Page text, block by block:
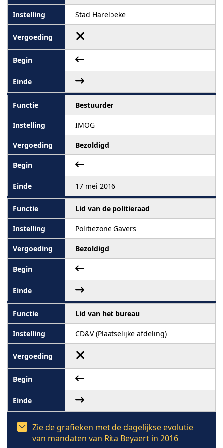
Stad Harelbeke
Bestuurder
IMOG
Bezoldigd
17 mei 2016
Lid van de politieraad
Politiezone Gavers
Bezoldigd
Lid van het bureau
CD&V (Plaatselijke afdeling)
Zie de grafieken met de dagelijkse evolutie
van mandaten van Rita Beyaert in 2016